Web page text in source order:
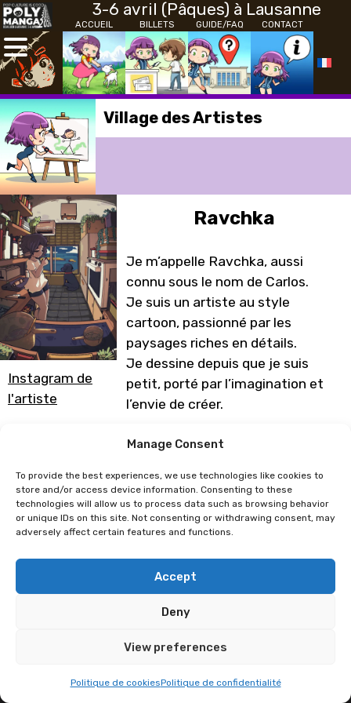
Manage Consent
To provide the best experiences, we use technologies like cookies to
store and/or access device information. Consenting to these
technologies will allow us to process data such as browsing behavior
or unique IDs on this site. Not consenting or withdrawing consent, may
adversely affect certain features and functions.
Accept
Deny
View preferences
Politique de cookiesPolitique de confidentialité
3-6 avril (Pâques) à Lausanne
ACCUEIL BILLETS GUIDE/FAQ CONTACT
Village des Artistes
Instagram de
l'artiste
Ravchka
Je m’appelle Ravchka, aussi
connu sous le nom de Carlos.
Je suis un artiste au style
cartoon, passionné par les
paysages riches en détails.
Je dessine depuis que je suis
petit, porté par l’imagination et
l’envie de créer.
Programme sous réserve de
Atoupik Mégane Lepage